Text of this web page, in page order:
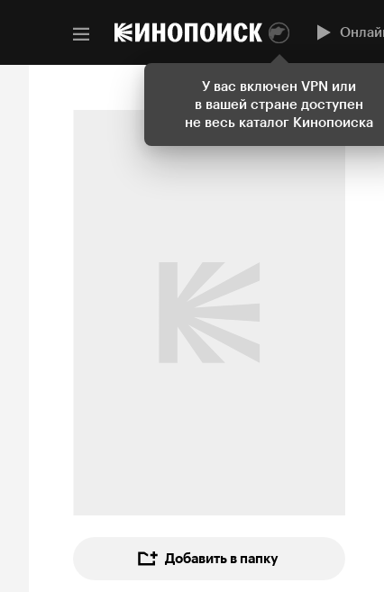
У вас включен VPN или
в вашей стране доступен
не весь каталог Кинопоиска
Добавить в папку